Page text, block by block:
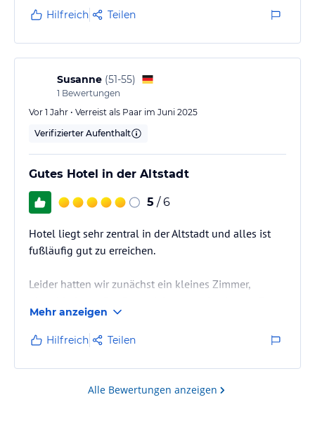
Hilfreich Teilen
Susanne (51-55)
1 Bewertungen
Vor 1 Jahr • Verreist als Paar im Juni 2025
Verifizierter Aufenthalt
Gutes Hotel in der Altstadt
5 / 6
Hotel liegt sehr zentral in der Altstadt und alles ist
fußläufig gut zu erreichen.
Leider hatten wir zunächst ein kleines Zimmer,
musste ich mit dem Hotelpersonal sprechen, um ein
Zimmer gemäß der Buchung zu erhalten. Das trübte
den Eindruck vom Hotel ein wenig.
Mehr anzeigen
Hilfreich Teilen
Alle Bewertungen anzeigen